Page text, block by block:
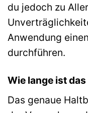
du jedoch zu
Anwendung
durchführen.
Wie lange ist
Das genaue